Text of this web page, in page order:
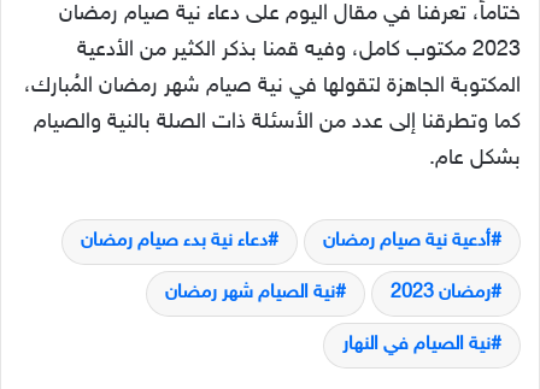
ختاماً، تعرفنا في مقال اليوم على دعاء نية صيام رمضان
2023 مكتوب كامل، وفيه قمنا بذكر الكثير من الأدعية
المكتوبة الجاهزة لتقولها في نية صيام شهر رمضان المُبارك،
كما وتطرقنا إلى عدد من الأسئلة ذات الصلة بالنية والصيام
بشكل عام.
أدعية نية صيام رمضان دعاء نية بدء صيام رمضان
رمضان 2023 نية الصيام شهر رمضان
نية الصيام في النهار